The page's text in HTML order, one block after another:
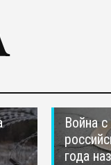
Война
года